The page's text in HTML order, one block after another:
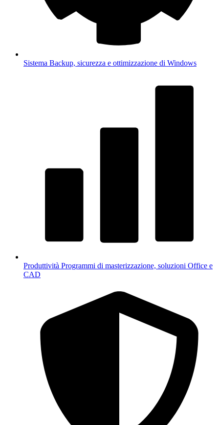
Sistema Backup, sicurezza e ottimizzazione di Windows
Produttività Programmi di masterizzazione, soluzioni Office e
CAD